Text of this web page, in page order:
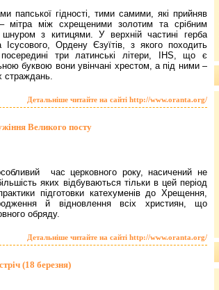
папської гідності, тими самими, які прийняв
мітра між схрещеними золотим та срібним
з китицями. У верхній частині герба
Ордену Єзуїтів, з якого походить
три латинські літери, IHS, що є
буквою вони увінчані хрестом, а під ними –
страждань.
Детальніше читайте на сайті http://www.oranta.org/
Великого посту
час церковного року, насичений не
яких відбуваються тільки в цей період
підготовки катехуменів до Хрещення,
й відновлення всіх християн, що
обряду.
Детальніше читайте на сайті http://www.oranta.org/
(18 березня)